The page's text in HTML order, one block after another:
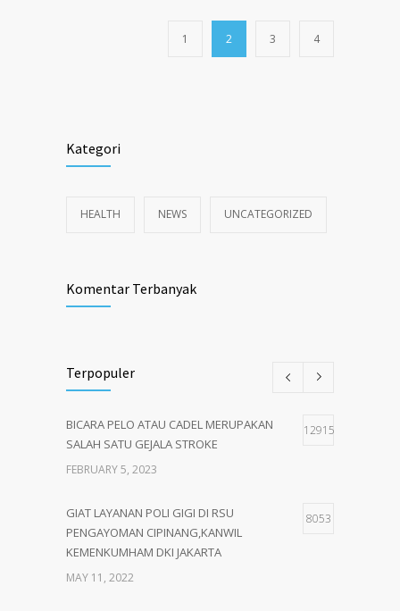
1 2 3 4
Kategori
HEALTH NEWS UNCATEGORIZED
Komentar Terbanyak
Terpopuler
BICARA PELO ATAU CADEL MERUPAKAN
SALAH SATU GEJALA STROKE
12915
FEBRUARY 5, 2023
GIAT LAYANAN POLI GIGI DI RSU
PENGAYOMAN CIPINANG,KANWIL
KEMENKUMHAM DKI JAKARTA
8053
MAY 11, 2022